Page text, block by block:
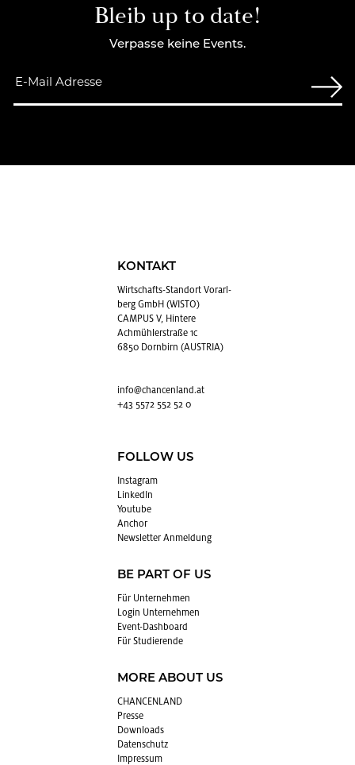
Bleib up to date!
Verpasse keine Events.
KONTAKT
Wirt­schafts-Stand­ort Vor­arl­
berg GmbH (WISTO)
CAMPUS V, Hintere
Achmühlerstraße 1c
6850 Dornbirn (AUSTRIA)
info@​chancenland.​at
+43 5572 552 52 0
FOLLOW US
In­sta­gram
Lin­kedIn
You­tube
An­chor
News­let­ter An­mel­dung
BE PART OF US
Für Un­ter­neh­men
Login Un­ter­neh­men
Event-Da­sh­board
Für Stu­die­ren­de
MORE ABOUT US
CHAN­CEN­LAND
Pres­se
Down­loads
Da­ten­schutz
Im­pres­sum